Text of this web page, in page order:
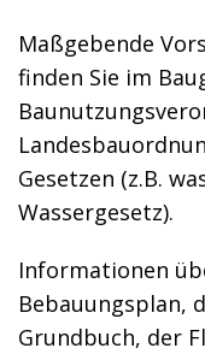
Maßgebende
finden Sie im
Gesetzen (z.B.
Wassergesetz).
Informationen
Bebauungsplan,
Grundbuch, der